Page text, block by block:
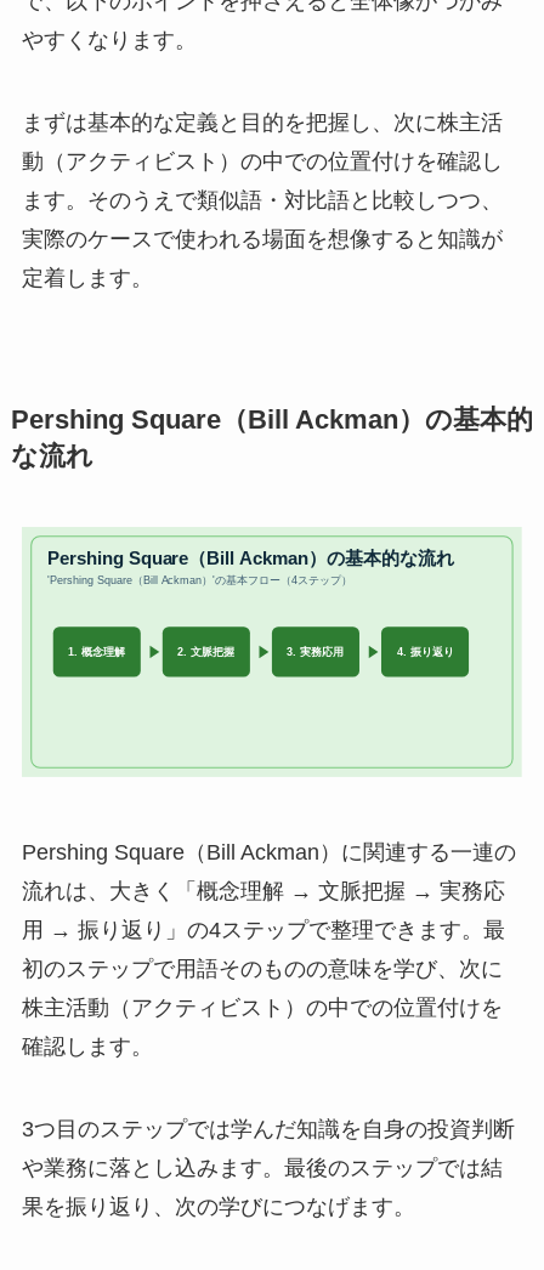
やすくなります。
まずは基本的な定義と目的を把握し、次に株主活
動（アクティビスト）の中での位置付けを確認し
ます。そのうえで類似語・対比語と比較しつつ、
実際のケースで使われる場面を想像すると知識が
定着します。
Pershing Square（Bill Ackman）の基本的
な流れ
Pershing Square（Bill Ackman）に関連する一連の
流れは、大きく「概念理解 → 文脈把握 → 実務応
用 → 振り返り」の4ステップで整理できます。最
初のステップで用語そのものの意味を学び、次に
株主活動（アクティビスト）の中での位置付けを
確認します。
3つ目のステップでは学んだ知識を自身の投資判断
や業務に落とし込みます。最後のステップでは結
果を振り返り、次の学びにつなげます。